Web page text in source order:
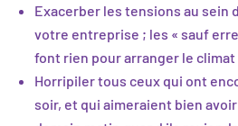
Exacerber les tensions au sein
votre entreprise ; les « sauf
font rien pour arranger le climat
Horripiler tous ceux qui ont
soir, et qui aimeraient bien